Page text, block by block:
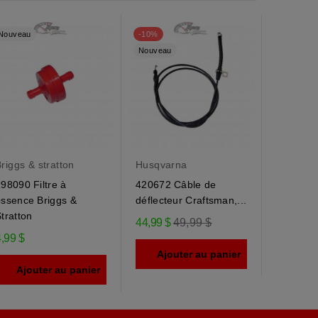
& stratton
Filtre à
Briggs &
$
Ajouter au panier
-10%
Nouveau
Husqvarna
420672 Câble de
déflecteur Craftsman,...
44,99 $ Prix
régulier
49,99 $
Ajouter au panier